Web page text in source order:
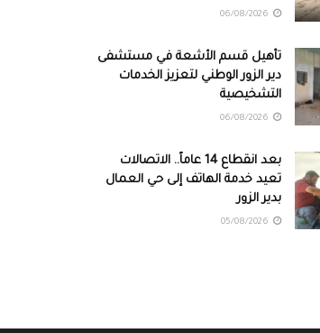
تأهيل قسم الأشعة في مستشفى
دير الزور الوطني لتعزيز الخدمات
التشخيصية
بعد انقطاع 14 عاماً.. الاتصالات
تعيد خدمة الهاتف إلى حي العمال
بدير الزور